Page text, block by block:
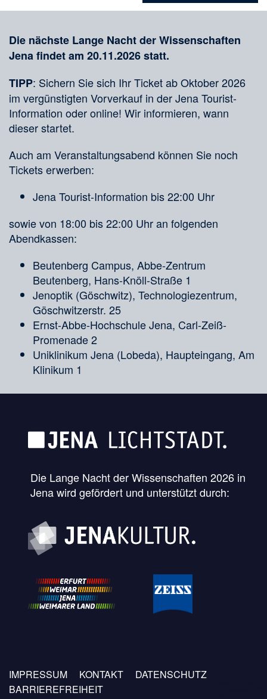
Die nächste Lange Nacht der Wissenschaften
Jena findet am 20.11.2026 statt.
TIPP: Sichern Sie sich Ihr Ticket ab Oktober 2026
im vergünstigten Vorverkauf in der Jena Tourist-
Information oder online! Wir informieren, wann
dieser startet.
Auch am Veranstaltungsabend können Sie noch
Tickets erwerben:
Jena Tourist-Information bis 22:00 Uhr
sowie von 18:00 bis 22:00 Uhr an folgenden
Abendkassen:
Beutenberg Campus, Abbe-Zentrum
Beutenberg, Hans-Knöll-Straße 1
Jenoptik (Göschwitz), Technologiezentrum,
Göschwitzerstr. 25
Ernst-Abbe-Hochschule Jena, Carl-Zeiß-
Promenade 2
Uniklinikum Jena (Lobeda), Haupteingang, Am
Klinikum 1
Die Lange Nacht der Wissenschaften 2026 in
Jena wird gefördert und unterstützt durch:
Fußzeilen
Menü
IMPRESSUM KONTAKT
DATENSCHUTZ
BARRIEREFREIHEIT